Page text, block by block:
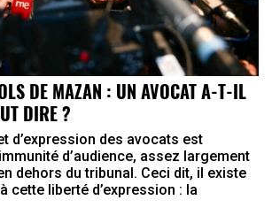
DE MAZAN : UN AVOCAT A-T-IL
DIRE ?
d’expression des avocats est
d’audience, assez largement
dehors du tribunal. Ceci dit, il existe
cette liberté d’expression : la